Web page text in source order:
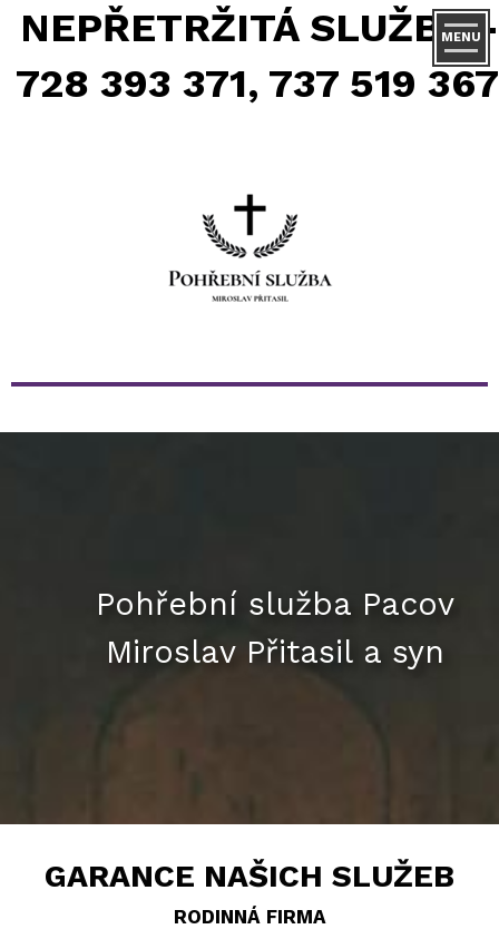
NEPŘETRŽITÁ SLUŽBA -
728 393 371, 737 519 367
MENU
Pohřební služba Pacov
Miroslav Přitasil a syn
GARANCE NAŠICH SLUŽEB
RODINNÁ FIRMA